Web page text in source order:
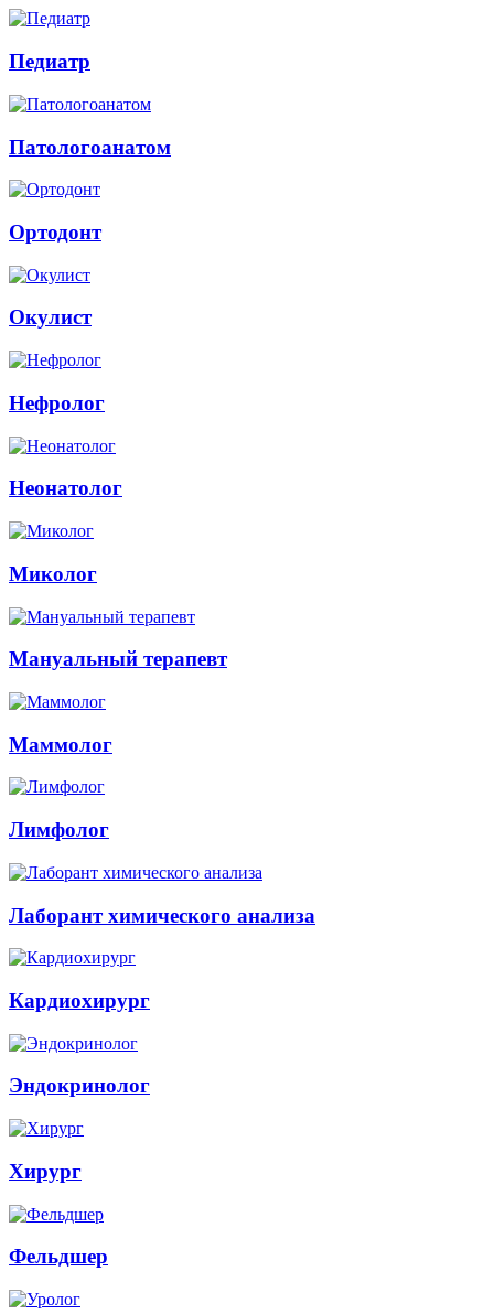
Педиатр
Патологоанатом
Ортодонт
Окулист
Нефролог
Неонатолог
Миколог
Мануальный терапевт
Маммолог
Лимфолог
Лаборант химического анализа
Кардиохирург
Эндокринолог
Хирург
Фельдшер